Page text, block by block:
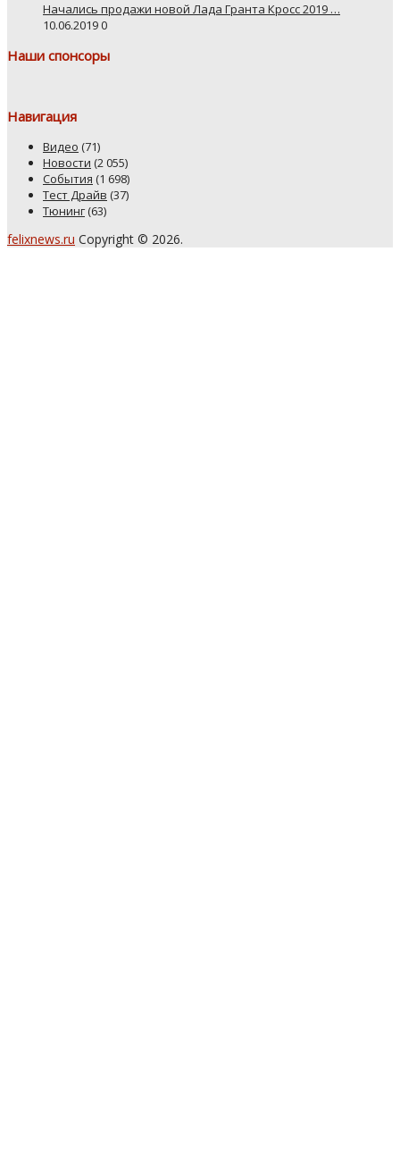
Начались продажи новой Лада Гранта Кросс 2019 …
10.06.20190
Наши спонсоры
Навигация
Видео (71)
Новости (2 055)
События (1 698)
Тест Драйв (37)
Тюнинг (63)
felixnews.ru Copyright © 2026.